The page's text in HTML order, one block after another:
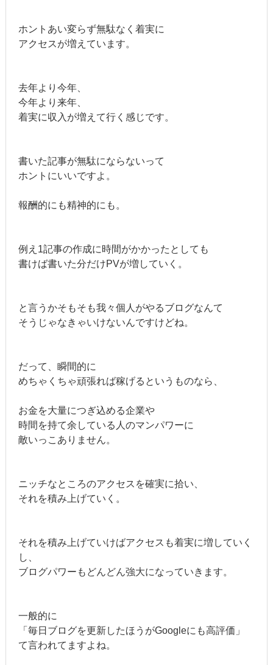
ホントあい変らず無駄なく着実に
アクセスが増えています。
去年より今年、
今年より来年、
着実に収入が増えて行く感じです。
書いた記事が無駄にならないって
ホントにいいですよ。
報酬的にも精神的にも。
例え1記事の作成に時間がかかったとしても
書けば書いた分だけPVが増していく。
と言うかそもそも我々個人がやるブログなんて
そうじゃなきゃいけないんですけどね。
だって、瞬間的に
めちゃくちゃ頑張れば稼げるというものなら、
お金を大量につぎ込める企業や
時間を持て余している人のマンパワーに
敵いっこありません。
ニッチなところのアクセスを確実に拾い、
それを積み上げていく。
それを積み上げていけばアクセスも着実に増していく
し、
ブログパワーもどんどん強大になっていきます。
一般的に
「毎日ブログを更新したほうがGoogleにも高評価」
て言われてますよね。